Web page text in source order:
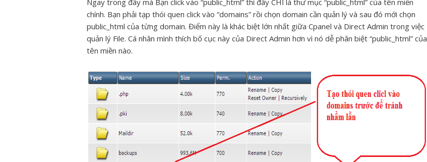
Ngay trong đây mà Bạn click vào “public_html” thì đây CHỈ là thư mục “public_html” của tên miền
chính. Bạn phải tạp thói quen click vào “domains” rồi chọn domain cần quản lý và sau đó mới chọn
public_html của từng domain. Điểm này là khác biệt lớn nhất giữa Cpanel và Direct Admin trong việc
quản lý File. Cá nhân mình thích bố cục này của Direct Admin hơn vì nó dễ phân biệt “public_html” của
tên miền nào.